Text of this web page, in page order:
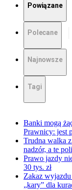
Powiązane
Polecane
Najnowsze
Tagi
Banki mogą
Prawnicy: jest
Trudna walka
nadzór, a te
Prawo jazdy
30 tys. zł
Zakaz
„kary” dla